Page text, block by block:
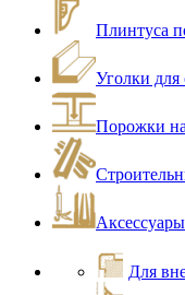
Плинтуса
Уголки для
Порожки
Аксессуары
Для